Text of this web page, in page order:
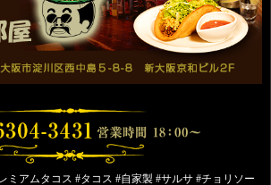
ミアムタコス #タコス #自家製 #サルサ #チョリソー